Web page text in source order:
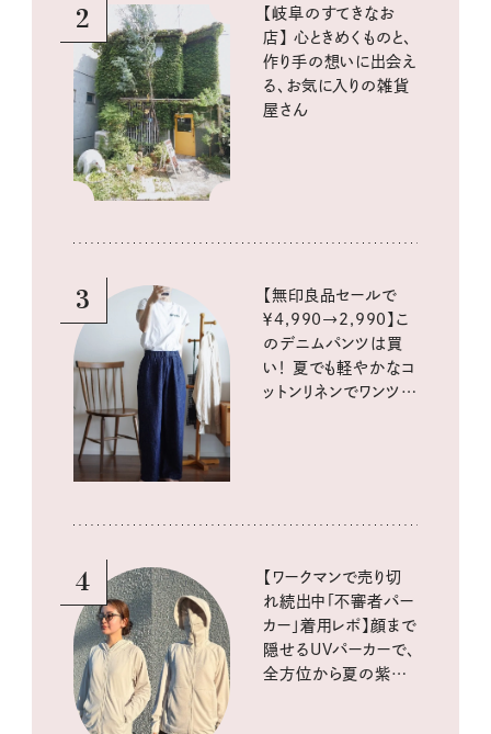
2
【岐阜のすてきなお
店】 心ときめくものと、
作り手の想いに出会え
る、お気に入りの雑貨
屋さん
3
【無印良品セールで
￥4,990→2,990】こ
のデニムパンツは買
い！ 夏でも軽やかなコ
ットンリネンでワンツー
4
【ワークマンで売り切
れ続出中「不審者パー
カー」着用レポ】顔まで
隠せるUVパーカーで、
全方位から夏の紫外